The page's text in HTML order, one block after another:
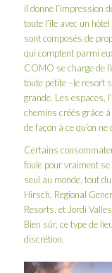
il donne l’impression
toute l’île avec un
sont composés de
qui comptent parmi
COMO se charge de
toute petite –le resort
grande. Les espaces,
chemins créés grâce
de façon à ce qu’on
Certains
foule pour vraiment
seul au monde, tout
Hirsch, Regional
Resorts, et Jordi
Bien sûr, ce type de
discrétion.